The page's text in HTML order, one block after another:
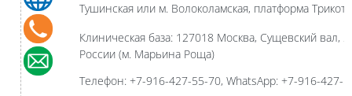
Тушинская или м. Волоколамская, платформа
Клиническая база: 127018 Москва, Сущевский
России (м. Марьина Роща)
Телефон: +7-916-427-55-70, WhatsApp: +7-916-427-